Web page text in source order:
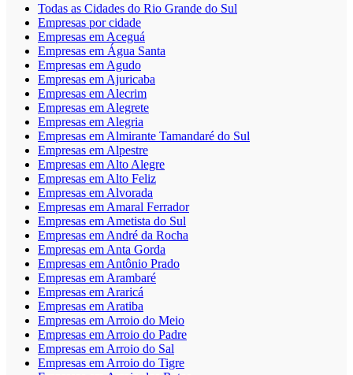
Todas as Cidades do Rio Grande do Sul
Empresas por cidade
Empresas em Aceguá
Empresas em Água Santa
Empresas em Agudo
Empresas em Ajuricaba
Empresas em Alecrim
Empresas em Alegrete
Empresas em Alegria
Empresas em Almirante Tamandaré do Sul
Empresas em Alpestre
Empresas em Alto Alegre
Empresas em Alto Feliz
Empresas em Alvorada
Empresas em Amaral Ferrador
Empresas em Ametista do Sul
Empresas em André da Rocha
Empresas em Anta Gorda
Empresas em Antônio Prado
Empresas em Arambaré
Empresas em Araricá
Empresas em Aratiba
Empresas em Arroio do Meio
Empresas em Arroio do Padre
Empresas em Arroio do Sal
Empresas em Arroio do Tigre